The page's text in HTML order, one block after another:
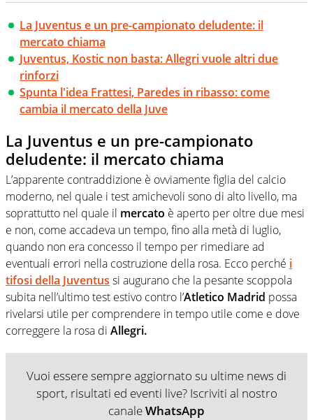
La Juventus e un pre-campionato deludente: il
mercato chiama
Juventus, Kostic non basta: Allegri vuole altri due
rinforzi
Spunta l'idea Frattesi, Paredes in ribasso: come
cambia il mercato della Juve
La Juventus e un pre-campionato
deludente: il mercato chiama
L’apparente contraddizione è ovviamente figlia del calcio
moderno, nel quale i test amichevoli sono di alto livello, ma
soprattutto nel quale il mercato è aperto per oltre due mesi
e non, come accadeva un tempo, fino alla metà di luglio,
quando non era concesso il tempo per rimediare ad
eventuali errori nella costruzione della rosa. Ecco perché i
tifosi della Juventus si augurano che la pesante scoppola
subita nell’ultimo test estivo contro l’Atletico Madrid possa
rivelarsi utile per comprendere in tempo utile come e dove
correggere la rosa di Allegri.
Vuoi essere sempre aggiornato su ultime news di
sport, risultati ed eventi live? Iscriviti al nostro
canaleWhatsApp